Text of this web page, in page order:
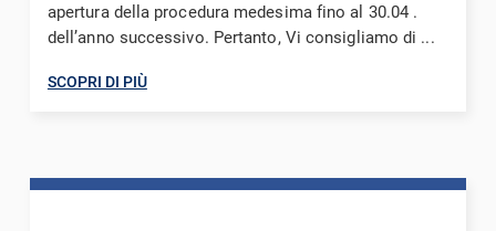
apertura della procedura medesima fino al 30.04 .
dell’anno successivo. Pertanto, Vi consigliamo di ...
SCOPRI DI PIÙ